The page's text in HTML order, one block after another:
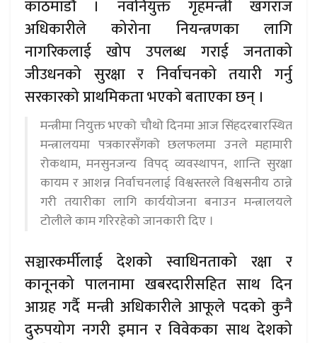
काठमाडौँ । नवनियुक्त गृहमन्त्री खगराज
अधिकारीले कोरोना नियन्त्रणका लागि
नागरिकलाई खोप उपलब्ध गराई जनताको
जीउधनको सुरक्षा र निर्वाचनको तयारी गर्नु
सरकारको प्राथमिकता भएको बताएका छन् ।
मन्त्रीमा नियुक्त भएको चौथो दिनमा आज सिंहदरबारस्थित
मन्त्रालयमा पत्रकारसँगको छलफलमा उनले महामारी
रोकथाम, मनसुनजन्य विपद् व्यवस्थापन, शान्ति सुरक्षा
कायम र आशन्न निर्वाचनलाई विश्वस्तरले विश्वसनीय ठान्ने
गरी तयारीका लागि कार्ययोजना बनाउन मन्त्रालयले
टोलीले काम गरिरहेको जानकारी दिए ।
सञ्चारकर्मीलाई देशको स्वाधिनताको रक्षा र
कानूनको पालनामा खबरदारीसहित साथ दिन
आग्रह गर्दै मन्त्री अधिकारीले आफूले पदको कुनै
दुरुपयोग नगरी इमान र विवेकका साथ देशको